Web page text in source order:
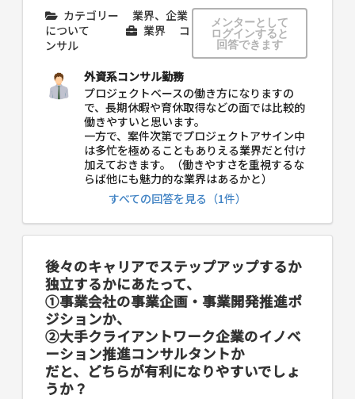
カテゴリー
業界、企業
について
業界
コ
ンサル
メンターとして
ログインすると
回答できます
外資系コンサル勤務
プロジェクトベースの働き方になりますの
で、長期休暇や育休取得などの面では比較的
働きやすいと思います。
一方で、案件次第でプロジェクトアサイン中
は多忙を極めることもありえる業界だと付け
加えておきます。（働きやすさを重視するな
らば他にも魅力的な業界はあるかと）
すべての回答を見る（1件）
後々のキャリアでステップアップするか
独立するかにあたって、
①事業会社の事業企画・事業開発推進ポ
ジションか、
②大手クライアントワーク企業のイノベ
ーション推進コンサルタントか
だと、どちらが有利になりやすいでしょ
うか？